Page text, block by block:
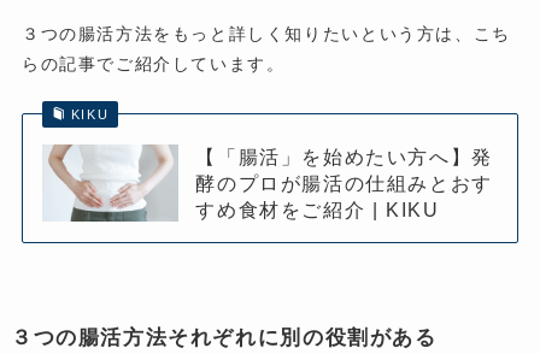
３つの腸活方法をもっと詳しく知りたいという方は、こち
らの記事でご紹介しています。
KIKU
【「腸活」を始めたい方へ】発
酵のプロが腸活の仕組みとおす
すめ食材をご紹介 | KIKU
３つの腸活方法それぞれに別の役割がある